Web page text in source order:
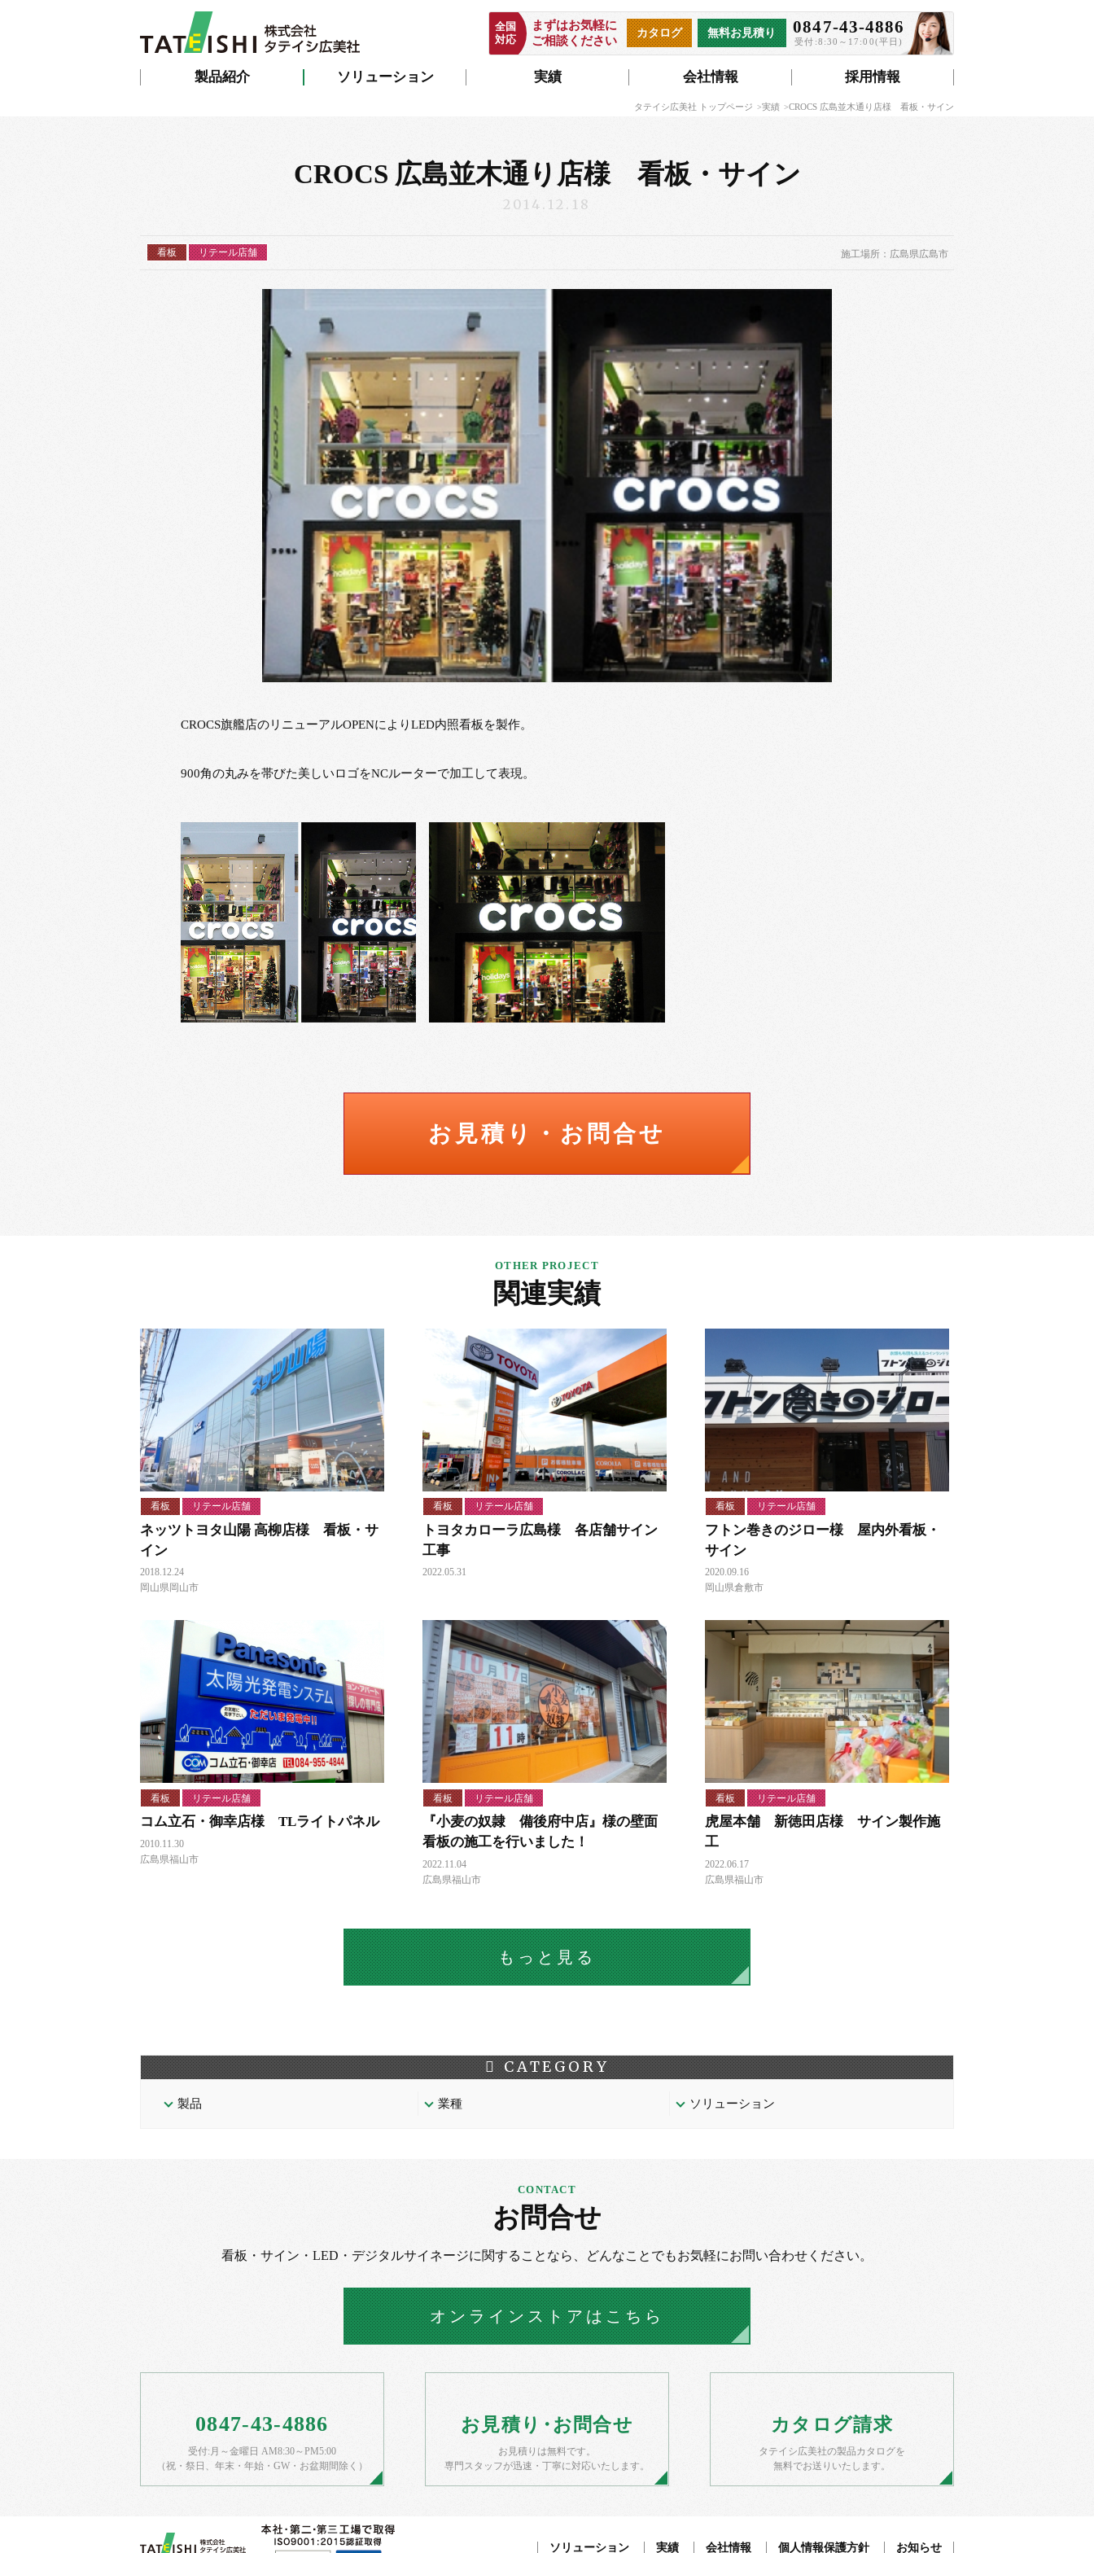
製品紹介 ソリューション 実績 会社情報 採用情報
0847-43-4886
受付:8:30～17:00(平日)
無料お見積り
カタログ
まずはお気軽に
ご相談ください
全国
対応
タテイシ広美社 トップページ 実績 CROCS 広島並木通り店様 看板・サイン
CROCS 広島並木通り店様 看板・サイン
2014.12.18
看板 リテール店舗 施工場所：広島県広島市
CROCS旗艦店のリニューアルOPENによりLED内照看板を製作。
900角の丸みを帯びた美しいロゴをNCルーターで加工して表現。
お見積り・お問合せ
関連実績
看板 リテール店舗
ネッツトヨタ山陽 高柳店様 看板・サ
イン
2018.12.24
岡山県岡山市
看板 リテール店舗
トヨタカローラ広島様 各店舗サイン
工事
2022.05.31
看板 リテール店舗
フトン巻きのジロー様 屋内外看板・
サイン
2020.09.16
岡山県倉敷市
看板 リテール店舗
コム立石・御幸店様 TLライトパネル
2010.11.30
広島県福山市
看板 リテール店舗
『小麦の奴隷 備後府中店』様の壁面
看板の施工を行いました！
2022.11.04
広島県福山市
看板 リテール店舗
虎屋本舗 新徳田店様 サイン製作施
工
2022.06.17
広島県福山市
もっと見る
CATEGORY
製品 業種 ソリューション
お問合せ
看板・サイン・LED・デジタルサイネージに関することなら、 どんなことでもお気軽にお問い合わせください。
オンラインストアはこちら
0847-43-4886
受付:月～金曜日 AM8:30～PM5:00
（祝・祭日、年末・年始・GW・お盆期間除く）
お 見積り・ お 問合せ
お見積りは無料です。
専門スタッフが迅速・丁寧に対応いたします。
カタログ請求
タテイシ広美社の製品カタログを
無料でお送りいたします。
ソリューション 実績 会社情報 個人情報保護方針 お知らせ